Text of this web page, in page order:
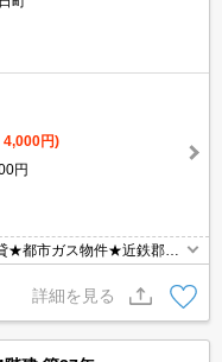
4,000円)
円
★都市ガス物件★近鉄郡山
様におすすめのマンション
お得！エアコン、TVモニタ
駅近くでお探しの方必見で
詳細を見る